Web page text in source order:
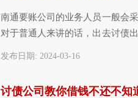
南通要账公司的业务人员一般会
对于普通人来讲的话，出去讨债
发布日期: 2024-03-16